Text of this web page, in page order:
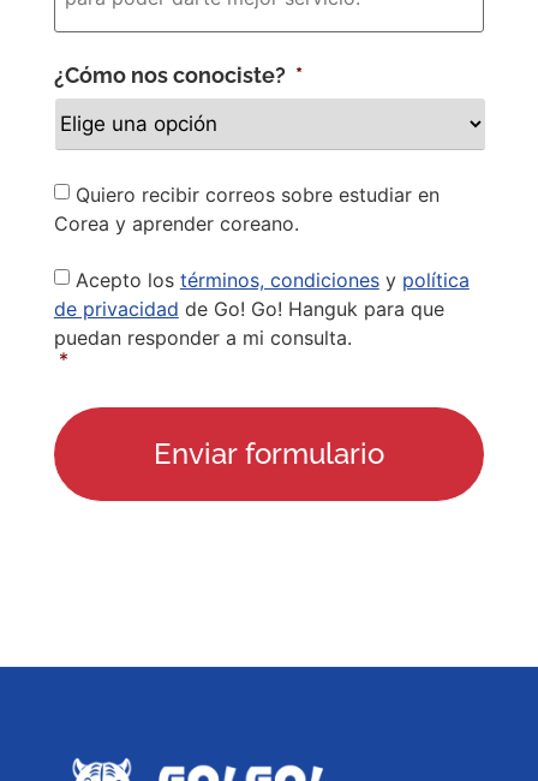
¿Cómo nos conociste? *
Newsletter
Quiero recibir correos sobre estudiar en
Corea y aprender coreano.
Privacy
Policy
Acepto los términos, condicionesy política
de privacidad de Go! Go! Hanguk para que
puedan responder a mi consulta.
*